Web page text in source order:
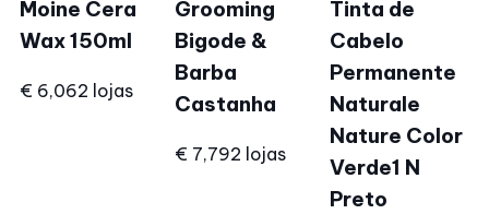
Moine Cera
Wax 150ml
€ 6,062 lojas
Grooming
Bigode &
Barba
Castanha
€ 7,792 lojas
Tinta de
Cabelo
Permanente
Naturale
Nature Color
Verde1 N
Preto